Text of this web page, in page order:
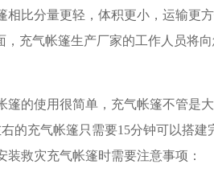
相比分量更轻，体积更小，运输更
，充气帐篷生产厂家的工作人员将
篷的使用很简单，充气帐篷不管是
的充气帐篷只需要15分钟可以搭
装救灾充气帐篷时需要注意事项：